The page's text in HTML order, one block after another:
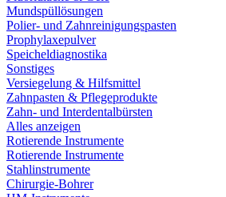
Mundspüllösungen
Polier- und Zahnreinigungspasten
Prophylaxepulver
Speicheldiagnostika
Sonstiges
Versiegelung & Hilfsmittel
Zahnpasten & Pflegeprodukte
Zahn- und Interdentalbürsten
Alles anzeigen
Rotierende Instrumente
Rotierende Instrumente
Stahlinstrumente
Chirurgie-Bohrer